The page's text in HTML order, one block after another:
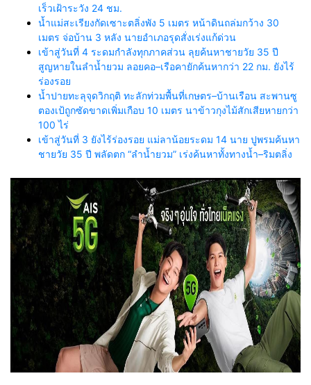
เร็วเฝ้าระวัง 24 ชม.
น้ำแม่สะเรียงกัดเซาะตลิ่งพัง 5 เมตร หน้าดินถล่มกว้าง 30
เมตร จ่อบ้าน 3 หลัง นายอำเภอรุดสั่งเร่งแก้ด่วน
เข้าสู่วันที่ 4 ระดมกำลังทุกภาคส่วน ลุยค้นหาชายวัย 35 ปี
สูญหายในลำน้ำยวม ลอยคอ–เรือคายักค้นหากว่า 22 กม. ยังไร้
ร่องรอย
น้ำปายทะลุจุดวิกฤติ ทะลักท่วมพื้นที่เกษตร–บ้านเรือน สะพานซู
ตองเป้ถูกซัดขาดเพิ่มเกือบ 10 เมตร นาข้าวกุงไม้สักเสียหายกว่า
100 ไร่
เข้าสู่วันที่ 3 ยังไร้ร่องรอย แม่ลาน้อยระดม 14 นาย ปูพรมค้นหา
ชายวัย 35 ปี พลัดตก “ลำน้ำยวม” เร่งค้นหาทั้งทางน้ำ–ริมตลิ่ง